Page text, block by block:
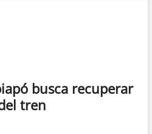
busca recuperar
tren